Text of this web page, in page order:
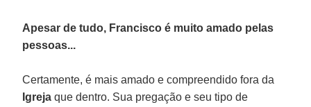
Apesar de tudo, Francisco é muito amado pelas
pessoas...
Certamente, é mais amado e compreendido fora da
Igreja que dentro. Sua pregação e seu tipo de